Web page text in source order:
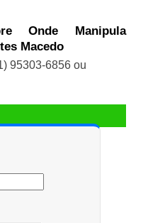
Onde Manipula
Macedo
95303-6856 ou